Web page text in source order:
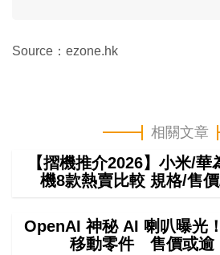
Source：ezone.hk
相關文章
【摺機推介2026】小米/
機8款熱賣比較 規格/售
OpenAI 神秘 AI 喇叭曝光
移動零件 售價或逾